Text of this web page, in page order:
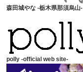
森田城やな -栃木県那須烏山-
polly -official web site-